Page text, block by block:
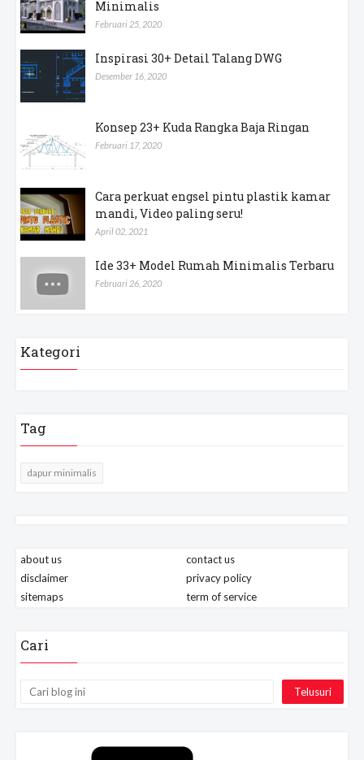
Minimalis
Februari 25, 2020
Inspirasi 30+ Detail Talang DWG
Desember 16, 2020
Konsep 23+ Kuda Rangka Baja Ringan
Februari 17, 2020
Cara perkuat engsel pintu plastik kamar
mandi, Video paling seru!
April 02, 2021
Ide 33+ Model Rumah Minimalis Terbaru
Februari 26, 2020
Kategori
Tag
dapur minimalis
about us
contact us
disclaimer
privacy policy
sitemaps
term of service
Cari